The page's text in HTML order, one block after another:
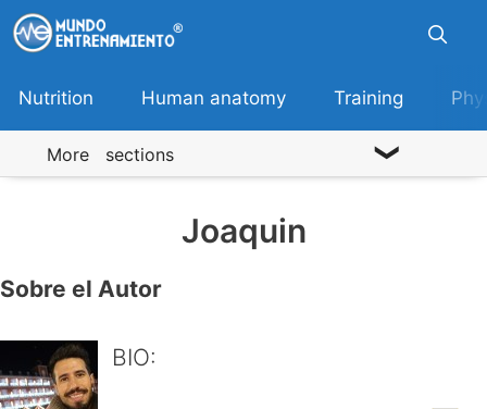
Skip
to
content
Nutrition Human anatomy Training
More sections
Joaquin
Sobre el Autor
BIO: